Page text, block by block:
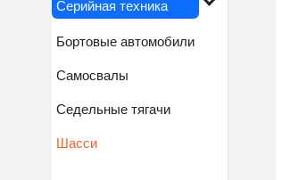
Серийная техника
Бортовые автомобили
Самосвалы
Седельные тягачи
Шасси